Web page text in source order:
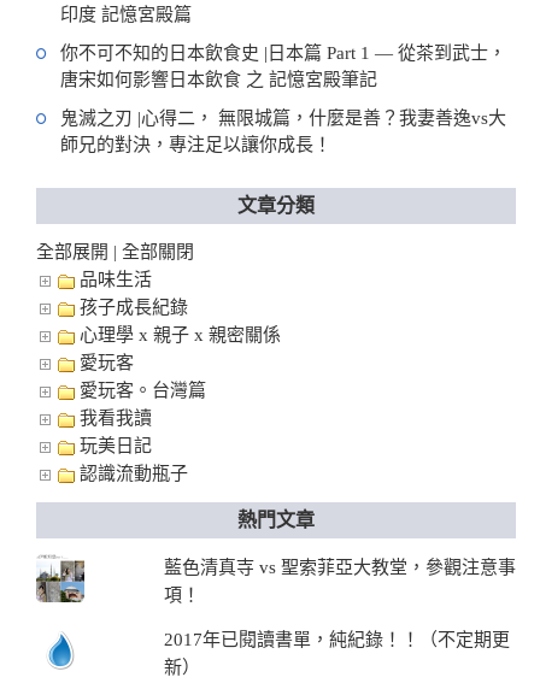
印度 記憶宮殿篇
你不可不知的日本飲食史 |日本篇 Part 1 — 從茶到武士，
唐宋如何影響日本飲食 之 記憶宮殿筆記
鬼滅之刃 |心得二， 無限城篇，什麼是善？我妻善逸vs大
師兄的對決，專注足以讓你成長！
文章分類
全部展開
全部關閉
品味生活
孩子成長紀錄
心理學 x 親子 x 親密關係
愛玩客
愛玩客。台灣篇
我看我讀
玩美日記
認識流動瓶子
熱門文章
藍色清真寺 vs 聖索菲亞大教堂，參觀注意事
項！
2017年已閱讀書單，純紀錄！！（不定期更
新）